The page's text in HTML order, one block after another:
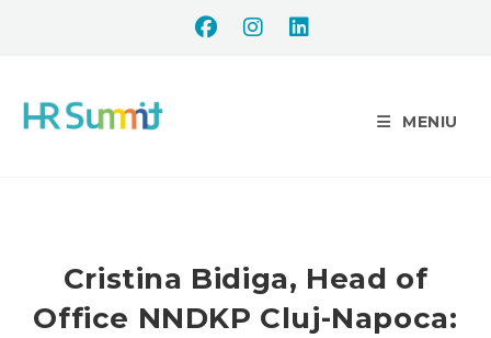
MENIU
Cristina Bidiga, Head of
Office NNDKP Cluj-Napoca: